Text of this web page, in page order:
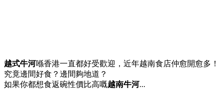
越式牛河喺香港一直都好受歡迎，近年越南食店仲愈開愈多！
究竟邊間好食？邊間夠地道？
如果你都想食返碗性價比高嘅越南牛河...